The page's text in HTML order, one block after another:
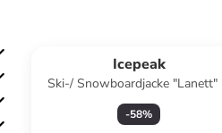
Icepeak
Ski-/ Snowboardjacke "Lanett"
Pink
-58%